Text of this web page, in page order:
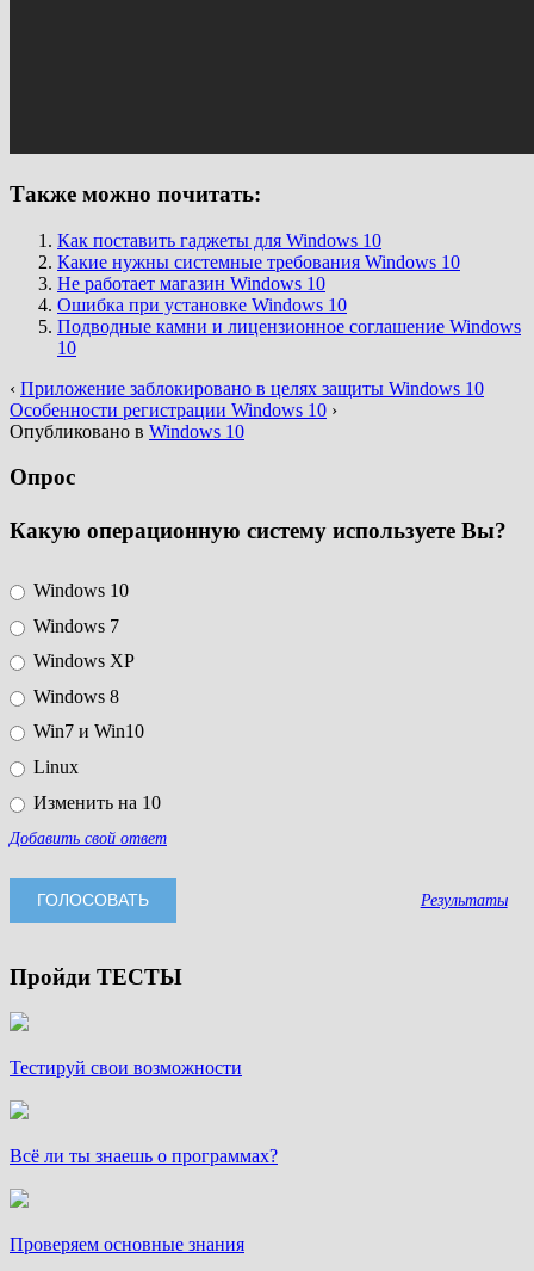
Также можно почитать:
Как поставить гаджеты для Windows 10
Какие нужны системные требования Windows 10
Не работает магазин Windows 10
Ошибка при установке Windows 10
Подводные камни и лицензионное соглашение Windows
10
‹ Приложение заблокировано в целях защиты Windows 10
Особенности регистрации Windows 10 ›
Опубликовано в Windows 10
Опрос
Какую операционную систему используете Вы?
Windows 10
Windows 7
Windows XP
Windows 8
Win7 и Win10
Linux
Изменить на 10
Добавить свой ответ
Результаты
Пройди ТЕСТЫ
Тестируй свои возможности
Всё ли ты знаешь о программах?
Проверяем основные знания